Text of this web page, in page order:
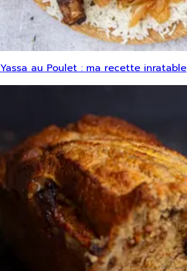
Yassa au Poulet : ma recette inratable